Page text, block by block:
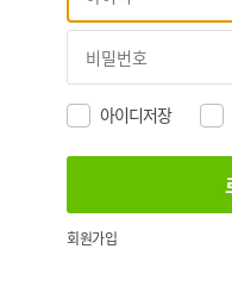
아이디저장
회원가입